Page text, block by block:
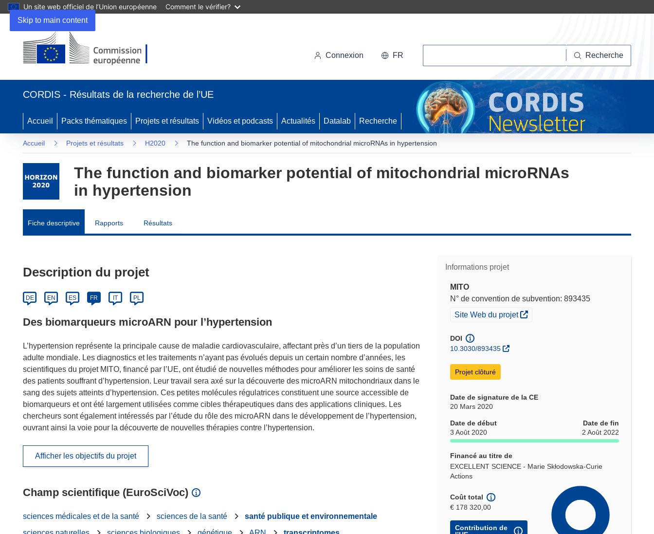
Skip to main content
Un site web officiel de l’Union européenne Comment le vérifier?
Connexion FR Recherche
CORDIS - Résultats de la recherche de l’UE
Accueil Packs thématiques Projets et résultats Vidéos et podcasts Actualités Datalab Recherche
Accueil Projets et résultats H2020 The function and biomarker potential of mitochondrial microRNAs in hypertension
The function and biomarker potential of mitochondrial microRNAs
in hypertension
Fiche descriptive Rapports Résultats
Informations projet
MITO
N° de convention de subvention: 893435
(s’ouvre dans une nouvelle fenêtre)
Site Web du projet
DOI
10.3030/893435
Projet clôturé
Date de signature de la CE
20 Mars 2020
Date de début
3 Août 2020
Date de fin
2 Août 2022
Financé au titre de
EXCELLENT SCIENCE - Marie Skłodowska-Curie
Actions
Coût total
€ 178 320,00
Contribution de
Description du projet
DE EN ES FR IT PL
Des biomarqueurs microARN pour l’hypertension
L’hypertension représente la principale cause de maladie cardiovasculaire, affectant près d’un tiers de la population
adulte mondiale. Les diagnostics et les traitements n’ayant pas évolués depuis un certain nombre d’années, les
scientifiques du projet MITO, financé par l’UE, ont étudié de nouvelles méthodes pour améliorer les soins de santé
des patients souffrant d’hypertension. Leur travail sera axé sur la découverte des microARN mitochondriaux dans le
sang des sujets atteints d’hypertension. Ces petites molécules régulatrices constituent une source accessible de
biomarqueurs et ont été largement utilisées comme cibles thérapeutiques dans des applications cliniques. Les
chercheurs sont également intéressés par l’étude du rôle des microARN dans le développement de l’hypertension,
ouvrant ainsi la voie pour la découverte de nouvelles thérapies contre l’hypertension.
Afficher les objectifs du projet
Champ scientifique (EuroSciVoc)
sciences médicales et de la santé sciences de la santé
santé publique et environnementale